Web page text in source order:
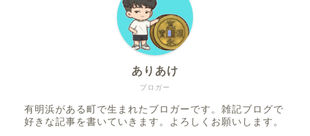
ブロガー
ありあけ
有明浜がある町で生まれたブロガーです。雑記ブログで
好きな記事を書いていきます。よろしくお願いします。